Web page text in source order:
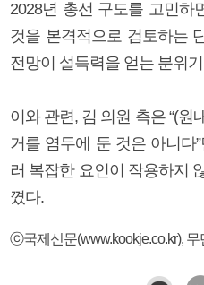
2028년 총선 구도를 고민하
것을 본격적으로 검토하는
전망이 설득력을 얻는 분위
이와 관련, 김 의원 측은 “(원
거를 염두에 둔 것은 아니다
러 복잡한 요인이 작용하지
꼈다.
ⓒ국제신문(www.kookje.co.kr),